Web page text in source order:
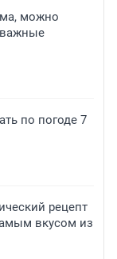
можно
важные
по погоде 7
рецепт
вкусом из